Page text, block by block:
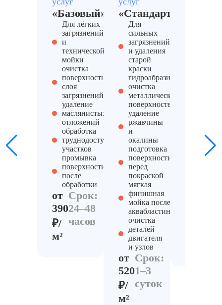
«Базовый»
Для лёгких
загрязнений
и
технической
мойки
очистка
поверхностного
слоя
загрязнений
удаление
маслянистых
отложений
обработка
труднодоступных
участков
промывка
поверхности
после
обработки
от
390
₽/
м²
Срок:
24–48
часов
«Стандарт»
Для
сильных
загрязнений
и удаления
старой
краски
гидроабразивная
очистка
металлических
поверхностей
удаление
ржавчины
и
окалины
подготовка
поверхности
перед
покраской
мягкая
финишная
мойка после
аквабластинга
очистка
деталей
двигателя
и узлов
от
520
₽/
м²
Срок:
1–3
суток
и труб
работа с